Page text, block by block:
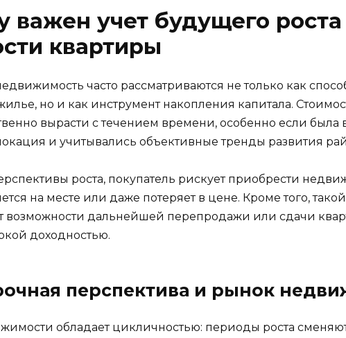
важен учет будущего роста
квартиры
часто рассматриваются не только как
но и как инструмент накопления капитала.
вырасти с течением времени, особенно если была
и учитывались объективные тренды развития
роста, покупатель рискует приобрести
на месте или даже потеряет в цене. Кроме того,
возможности дальнейшей перепродажи или сдачи
доходностью.
перспектива и рынок
обладает цикличностью: периоды роста